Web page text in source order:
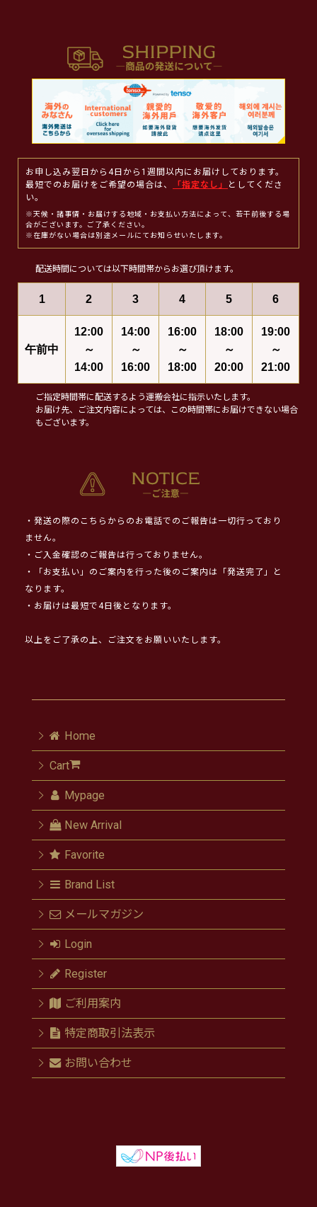
お申し込み翌日から4日から1週間以内にお届けしております。
最短でのお届けをご希望の場合は、
「指定なし」
としてくださ
い。
※天候・諸事情・お届けする地域・お支払い方法によって、若干前後する場
合がございます。ご了承ください。
※在庫がない場合は別途メールにてお知らせいたします。
配送時間については以下時間帯からお選び頂けます。
1 2 3 4 5 6
午前中
12:00
～
14:00
14:00
～
16:00
16:00
～
18:00
18:00
～
20:00
19:00
～
21:00
ご指定時間帯に配送するよう運搬会社に指示いたします。
お届け先、ご注文内容によっては、この時間帯にお届けできない場合
もございます。
・発送の際のこちらからのお電話でのご報告は一切行っており
ません。
・ご入金確認のご報告は行っておりません。
・「お支払い」のご案内を行った後のご案内は「発送完了」と
なります。
・お届けは最短で4日後となります。
以上をご了承の上、ご注文をお願いいたします。
Home
Cart
Mypage
New Arrival
Favorite
Brand List
メールマガジン
Login
Register
ご利用案内
特定商取引法表示
お問い合わせ